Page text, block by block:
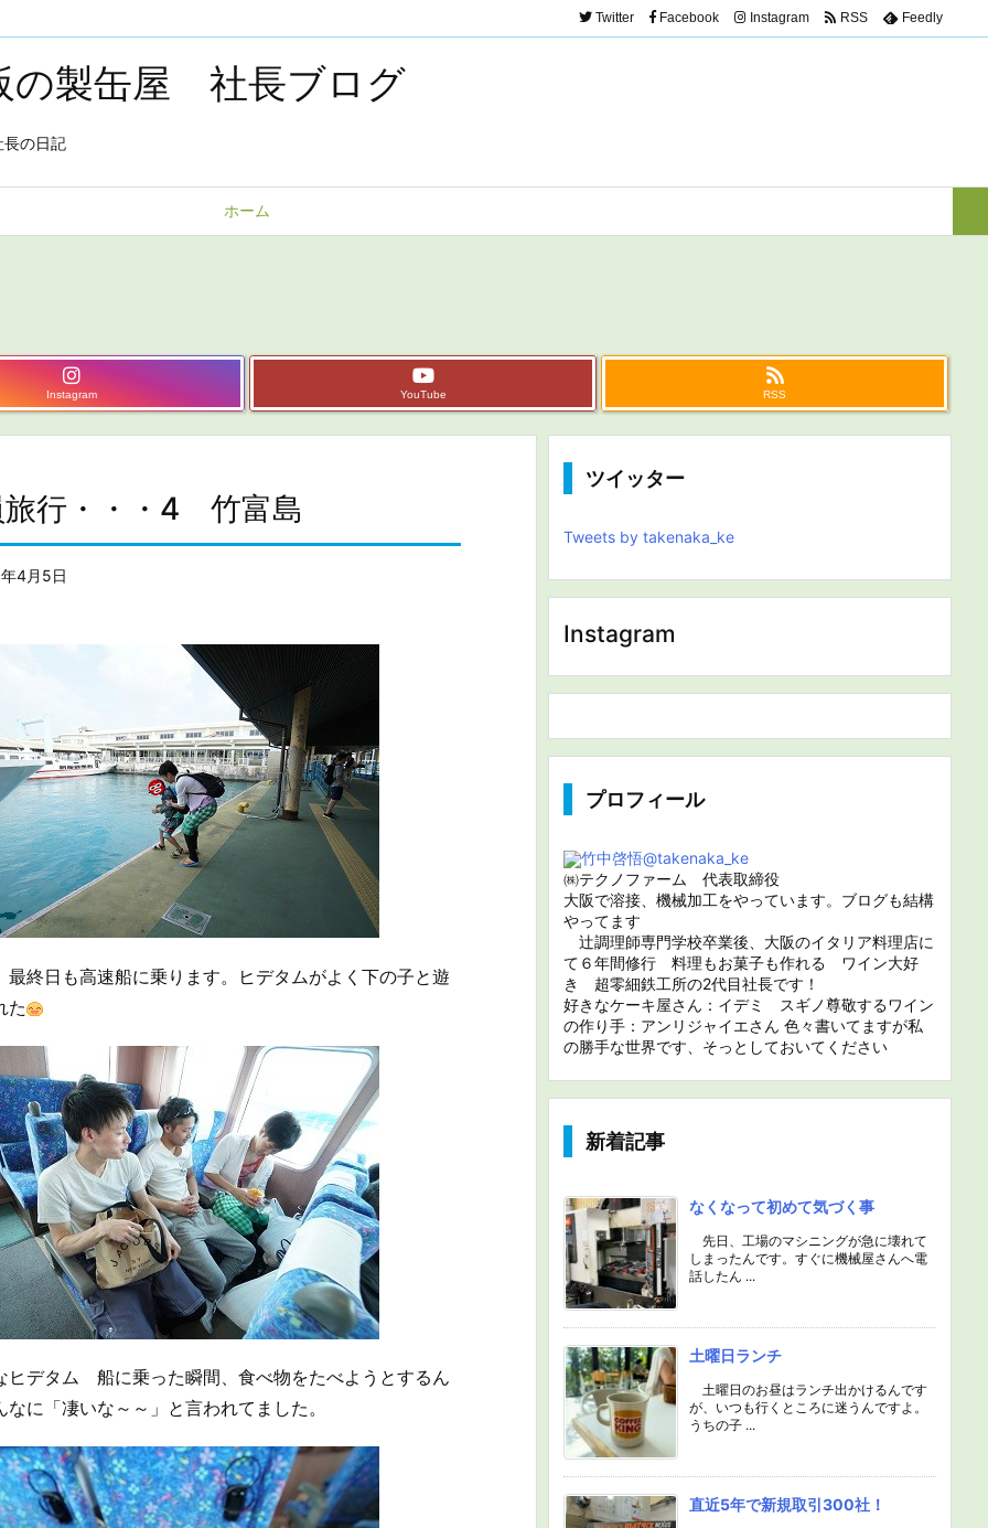
の製缶屋 社長ブログ
の日記
ホーム
Twitter Facebook Instagram RSS Feedly
Instagram YouTube RSS
旅行・・・4 竹富島
4月5日
終日も高速船に乗ります。ヒデタムがよく下の子と遊
た
デタム 船に乗った瞬間、食べ物をたべようとするん
なに「凄いな～～」と言われてました。
ツイッター
Tweets by takenaka_ke
Instagram
プロフィール
竹中啓悟@takenaka_ke
㈱テクノファーム 代表取締役
大阪で溶接、機械加工をやっています。ブログも結構
やってます
辻調理師専門学校卒業後、大阪のイタリア料理店に
て６年間修行 料理もお菓子も作れる ワイン大好
き 超零細鉄工所の2代目社長です！
好きなケーキ屋さん：イデミ スギノ尊敬するワイン
の作り手：アンリジャイエさん 色々書いてますが私
の勝手な世界です、そっとしておいてください
新着記事
なくなって初めて気づく事
先日、工場のマシニングが急に壊れて
しまったんです。すぐに機械屋さんへ電
話したん ...
土曜日ランチ
土曜日のお昼はランチ出かけるんです
が、いつも行くところに迷うんですよ。
うちの子 ...
直近5年で新規取引300社！